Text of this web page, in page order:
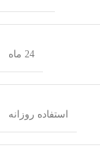
24 ماه
استفاده روزانه